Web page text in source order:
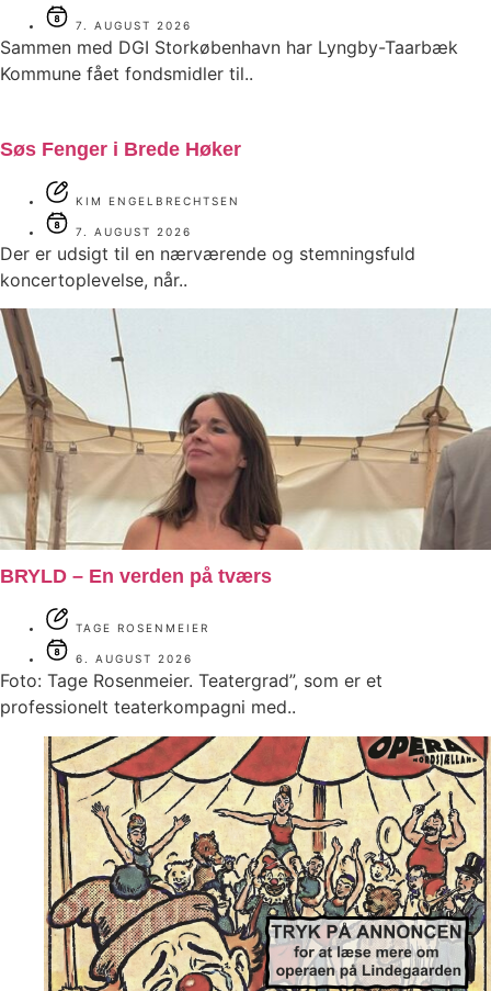
7. AUGUST 2026
Sammen med DGI Storkøbenhavn har Lyngby-Taarbæk
Kommune fået fondsmidler til..
Søs Fenger i Brede Høker
KIM ENGELBRECHTSEN
7. AUGUST 2026
Der er udsigt til en nærværende og stemningsfuld
koncertoplevelse, når..
BRYLD – En verden på tværs
TAGE ROSENMEIER
6. AUGUST 2026
Foto: Tage Rosenmeier. Teatergrad”, som er et
professionelt teaterkompagni med..